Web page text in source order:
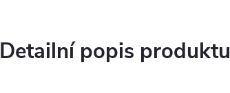
Detailní popis produktu